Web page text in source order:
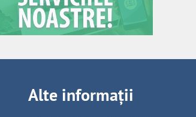
Alte informații